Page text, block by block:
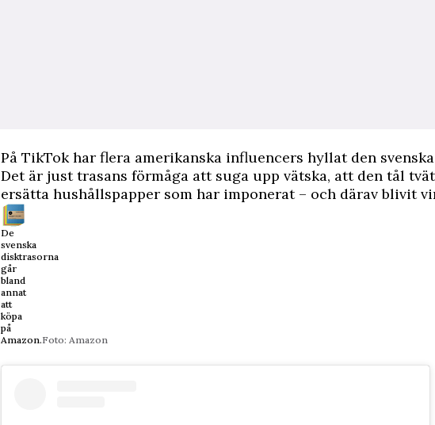
På TikTok har flera amerikanska influencers hyllat den
Det är just trasans förmåga att suga upp vätska, att den tål
ersätta hushållspapper som har imponerat – och därav blivit
De
svenska
disktrasorna
går
bland
annat
att
köpa
på
Amazon.Foto: Amazon